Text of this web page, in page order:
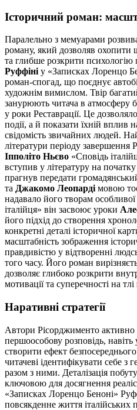
Історичний роман:
Паралельно з мемуарами
роману, який дозволяв
та глибше розкрити психологію
Руффініу «Записках Лоренцо
роман-спогад, що поєднує
художнім вимислом. Твір
занурюють читача в атмосферу
у роки Реставрації. Це
події, а й показати їхній вплив
свідомість звичайних людей.
літератури періоду завершення
Іпполіто Ньєво «Сповідь
вступив у літературу на
прагнув передати
та Джакомо Леопардімовою
надавало його творам
італійця» він засвоює уроки
його підхід до створення
конкретні деталі історичної
масштабність зображення
правдивістю у відтворенні
того часу. Його роман
дозволяє глибоко розкрити
мотивації та суперечності на
Наративні стратегії
Автори Рісорджименто активно
першоособову розповідь,
створити ефект
читачеві ідентифікувати себе з
разом з ними. Деталізація
ключовою для досягнення
«Записках Лоренцо Беноні»
повсякденне життя італійських